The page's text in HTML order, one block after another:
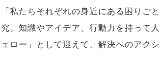
私たちそれぞれの身近にある困りご
。知識やアイデア、行動力を持って
ロー」として迎えて、解決へのアクシ